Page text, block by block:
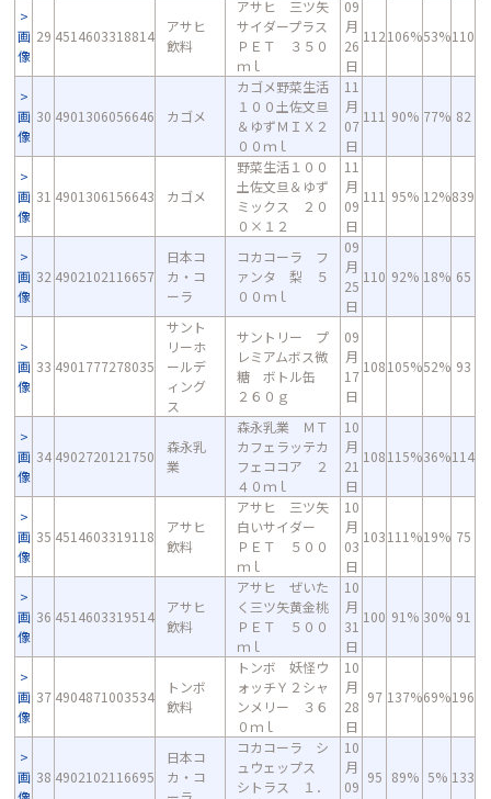
画
像
29 4514603318814
アサヒ
飲料
アサヒ 三ツ矢
サイダープラス
ＰＥＴ ３５０
ｍｌ
09
月
26
日
112106%53%110
画
像
30 4901306056646 カゴメ
カゴメ野菜生活
１００土佐文旦
＆ゆずＭＩＸ２
００ｍｌ
11
月
07
日
111 90% 77% 82
画
像
31 4901306156643 カゴメ
野菜生活１００
土佐文旦＆ゆず
ミックス ２０
０×１２
11
月
09
日
111 95% 12%839
画
像
32 4902102116657
日本コ
カ・コ
ーラ
コカコーラ フ
ァンタ 梨 ５
００ｍｌ
09
月
25
日
110 92% 18% 65
画
像
33 4901777278035
サント
リーホ
ールデ
ィング
ス
サントリー プ
レミアムボス微
糖 ボトル缶
２６０ｇ
09
月
17
日
108105%52% 93
画
像
34 4902720121750
森永乳
業
森永乳業 ＭＴ
カフェラッテカ
フェココア ２
４０ｍｌ
10
月
21
日
108115%36%114
画
像
35 4514603319118
アサヒ
飲料
アサヒ 三ツ矢
白いサイダー
ＰＥＴ ５００
ｍｌ
10
月
03
日
103111%19% 75
画
像
36 4514603319514
アサヒ
飲料
アサヒ ぜいた
く三ツ矢黄金桃
ＰＥＴ ５００
ｍｌ
10
月
31
日
100 91% 30% 91
画
像
37 4904871003534
トンボ
飲料
トンボ 妖怪ウ
ォッチＹ２シャ
ンメリー ３６
０ｍｌ
10
月
28
日
97 137%69%196
画 38 4902102116695
日本コ
カ・コ
コカコーラ シ
ュウェップス
シトラス １．
10
月
09
95 89% 5% 133